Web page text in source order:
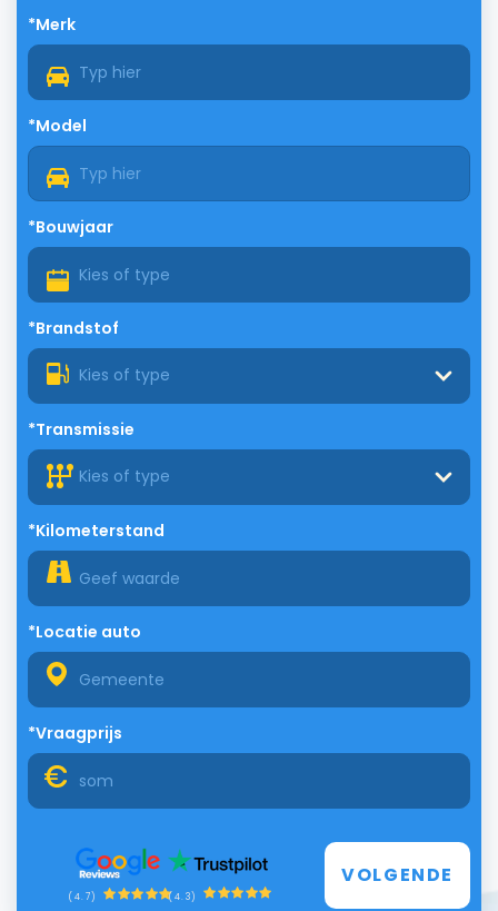
*Merk
*Model
*Bouwjaar
*Brandstof
Kies of type
*Transmissie
Kies of type
*Kilometerstand
*Locatie auto
*Vraagprijs
(4.7) (4.3)
VOLGENDE